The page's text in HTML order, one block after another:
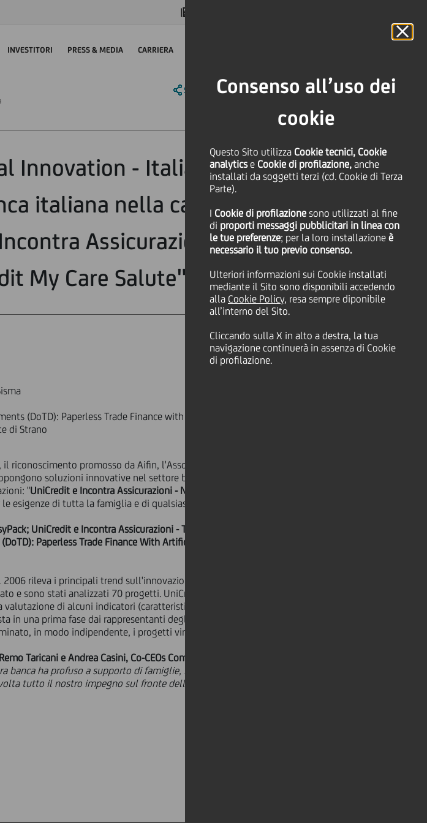
Consenso all’uso dei
cookie
Questo Sito utilizza Cookie tecnici, Cookie
analyticse Cookie di profilazione, anche
installati da soggetti terzi (cd. Cookie di Terza
Parte).
I Cookie di profilazione sono utilizzati al fine
di proporti messaggi pubblicitari in linea con
le tue preferenze; per la loro installazione è
necessario il tuo previo consenso.
Ulteriori informazioni sui Cookie installati
mediante il Sito sono disponibili accedendo
alla Cookie Policy, resa sempre diponibile
all’interno del Sito.
Cliccando sulla X in alto a destra, la tua
navigazione continuerà in assenza di Cookie
di profilazione.
INVESTITORI PRESS & MEDIA CARRIERA
SHARE PRINT SEND
Innovation - Italian Awards
italiana nella categoria
Assicurazioni - Nuova
My Care Salute"
(DoTD): Paperless Trade Finance with Artificial Intelligence
di Strano
promosso da Aifin, l'Associazione Italiana Financial
soluzioni innovative nel settore bancario, assicurativo e
"UniCredit e Incontra Assicurazioni - Nuova edizione UniCredit My
esigenze di tutta la famiglia e di qualsiasi altra persona alla quale si
UniCredit e Incontra Assicurazioni - Tutela Sisma; U-First, tu
Paperless Trade Finance With Artificial Intelligence e
rileva i principali trend sull'innovazione finanziaria e i casi di
e sono stati analizzati 70 progetti. UniCredit è stata premiata in
di alcuni indicatori (caratteristiche del progetto, valore
in una prima fase dai rappresentanti degli enti organizzatori e nella
in modo indipendente, i progetti vincitori di ogni categoria.
Remo Taricani e Andrea Casini, Co-CEOs Commercial Banking Italy di
banca ha profuso a supporto di famiglie, imprese ed economia reale,
tutto il nostro impegno sul fronte dell'innovazione di prodotti e